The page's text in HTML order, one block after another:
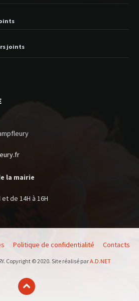
joints
la mairie
et de 14H à 16H
Politique de confidentialité Contacts
Copyright © 2020. Site réalisé parA.D.NET